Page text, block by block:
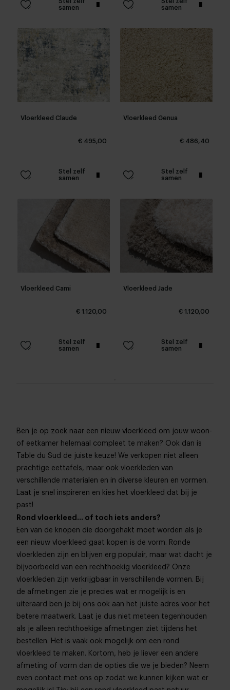
samen
samen
Vloerkleed Claude
€ 495,00
Stel zelf
samen
Vloerkleed Genua
€ 486,40
Stel zelf
samen
Vloerkleed Cami
€ 1.120,00
Stel zelf
samen
Vloerkleed Jade
€ 1.120,00
Stel zelf
samen
Ben je op zoek naar een nieuw vloerkleed om jouw woon-
of eetkamer helemaal compleet te maken? Ook dan is
Table du Sud de juiste keuze! We verkopen niet alleen
prachtige eettafels, maar ook vloerkleden van
verschillende materialen en in diverse kleuren en vormen.
Laat je snel inspireren en kies het vloerkleed dat bij je
past!
Rond vloerkleed… of toch iets anders?
Een van de knopen die doorgehakt moet worden als je
een nieuw vloerkleed gaat kopen is de vorm. Ronde
vloerkleden zijn en blijven erg populair, maar wat dacht je
bijvoorbeeld van een rechthoekig vloerkleed? Onze
vloerkleden zijn verkrijgbaar in verschillende vormen. Bij
de afmetingen zie je precies wat er mogelijk is en
uiteraard ben je bij ons ook aan het juiste adres voor het
betere maatwerk. Laat je dus niet meteen tegenhouden
als je alleen rechthoekige afmetingen ziet tijdens het
bestellen. Het is vaak ook mogelijk om een rond
vloerkleed te maken. Kortom, heb je liever een andere
afmeting of vorm dan de opties die we je bieden? Neem
even contact met ons op zodat we kunnen kijken wat er